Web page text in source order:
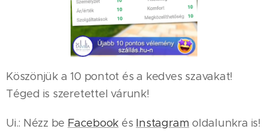
Köszönjük a 10 pontot és a kedves szavakat!
Téged is szeretettel várunk!
Ui.: Nézz be Facebook és Instagram oldalunkra is!